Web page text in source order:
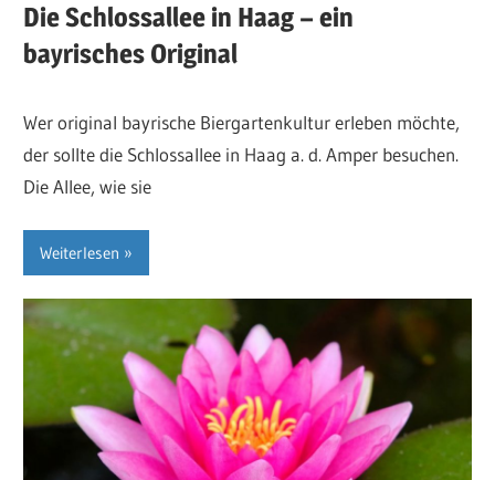
Die Schlossallee in Haag – ein
bayrisches Original
Wer original bayrische Biergartenkultur erleben möchte,
der sollte die Schlossallee in Haag a. d. Amper besuchen.
Die Allee, wie sie
Weiterlesen